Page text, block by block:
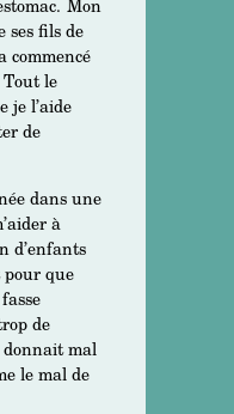
Mon
ses fils de
commencé
le
je l’aide
de
dans une
à
d’enfants
que
de
donnait mal
le mal de